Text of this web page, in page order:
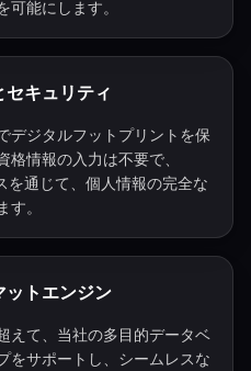
能にします。
キュリティ
デジタルフットプリントを保
情報の入力は不要で、
を通じて、個人情報の完全な
。
ットエンジン
えて、当社の多目的データベ
をサポートし、シームレスな